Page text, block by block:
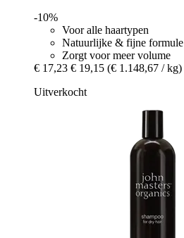
-10%
Voor alle haartypen
Natuurlijke & fijne formule
Zorgt voor meer volume
€ 17,23 € 19,15 (€ 1.148,67 / kg)
Uitverkocht